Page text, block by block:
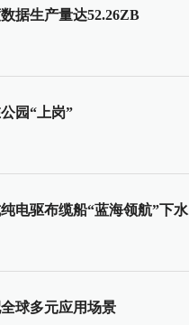
据生产量达52.26ZB
园“上岗”
电驱布缆船“蓝海领航”下水
球多元应用场景